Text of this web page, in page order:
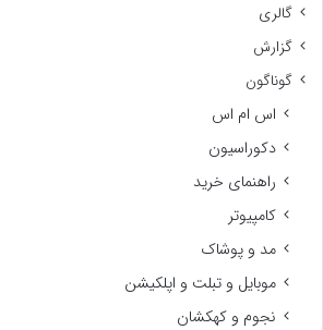
گالری
گزارش
گوناگون
اس ام اس
دکوراسیون
راهنمای خرید
کامپیوتر
مد و پوشاک
موبایل و تبلت و اپلکیشن
نجوم و کهکشان